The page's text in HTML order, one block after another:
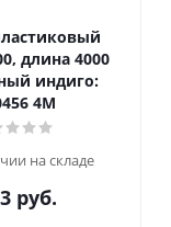
длина 4000
индиго:
4M
на складе
руб.